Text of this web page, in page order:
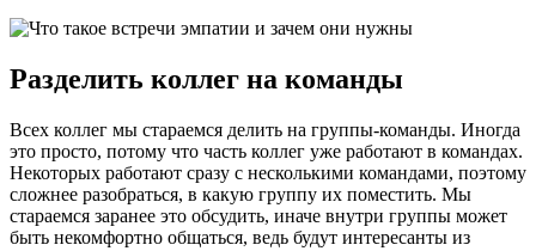
Разделить коллег на команды
Всех коллег мы стараемся делить на группы-команды. Иногда
это просто, потому что часть коллег уже работают в командах.
Некоторых работают сразу с несколькими командами, поэтому
сложнее разобраться, в какую группу их поместить. Мы
стараемся заранее это обсудить, иначе внутри группы может
быть некомфортно общаться, ведь будут интересанты из